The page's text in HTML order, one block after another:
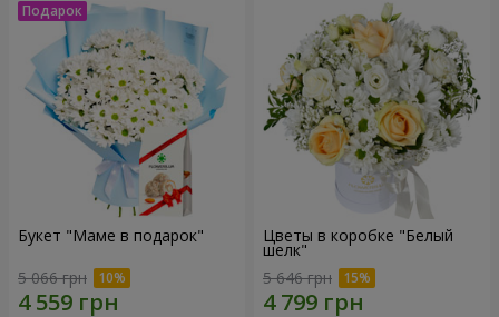
Букет "Маме в подарок"
5 066 грн
Цветы в коробке "Белый
шелк"
5 646 грн